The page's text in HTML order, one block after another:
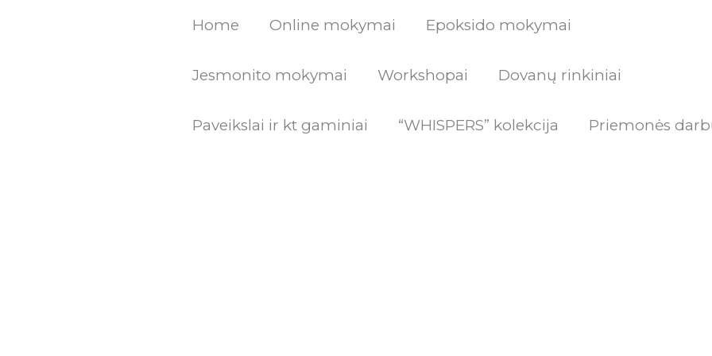
Home Online mokymai Epoksido mokymai
Jesmonito mokymai Workshopai Dovanų rinkiniai
Paveikslai ir kt gaminiai “WHISPERS” kolekcija Priemonės